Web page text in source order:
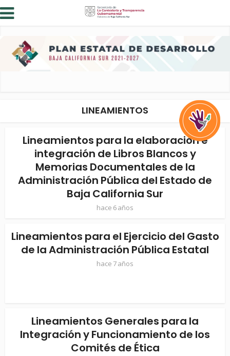
LINEAMIENTOS
Lineamientos para la elaboración e
integración de Libros Blancos y
Memorias Documentales de la
Administración Pública del Estado de
Baja California Sur
hace 6 años
Lineamientos para el Ejercicio del Gasto
de la Administración Pública Estatal
hace 7 años
Lineamientos Generales para la
Integración y Funcionamiento de los
Comités de Ética